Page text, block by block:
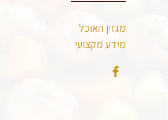
מגזין האוכל
מידע מקצועי